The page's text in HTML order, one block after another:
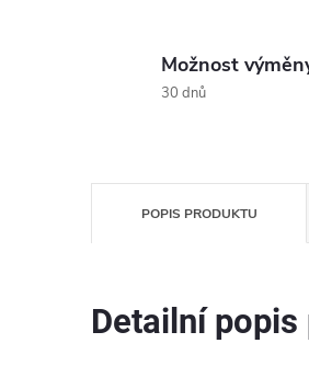
Možnost
30 dnů
POPIS PRODUKTU
Detailní popis